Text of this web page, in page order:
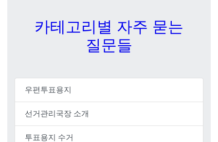
카테고리별 자주 묻는
질문들
우편투표용지
선거관리국장 소개
투표용지 수거